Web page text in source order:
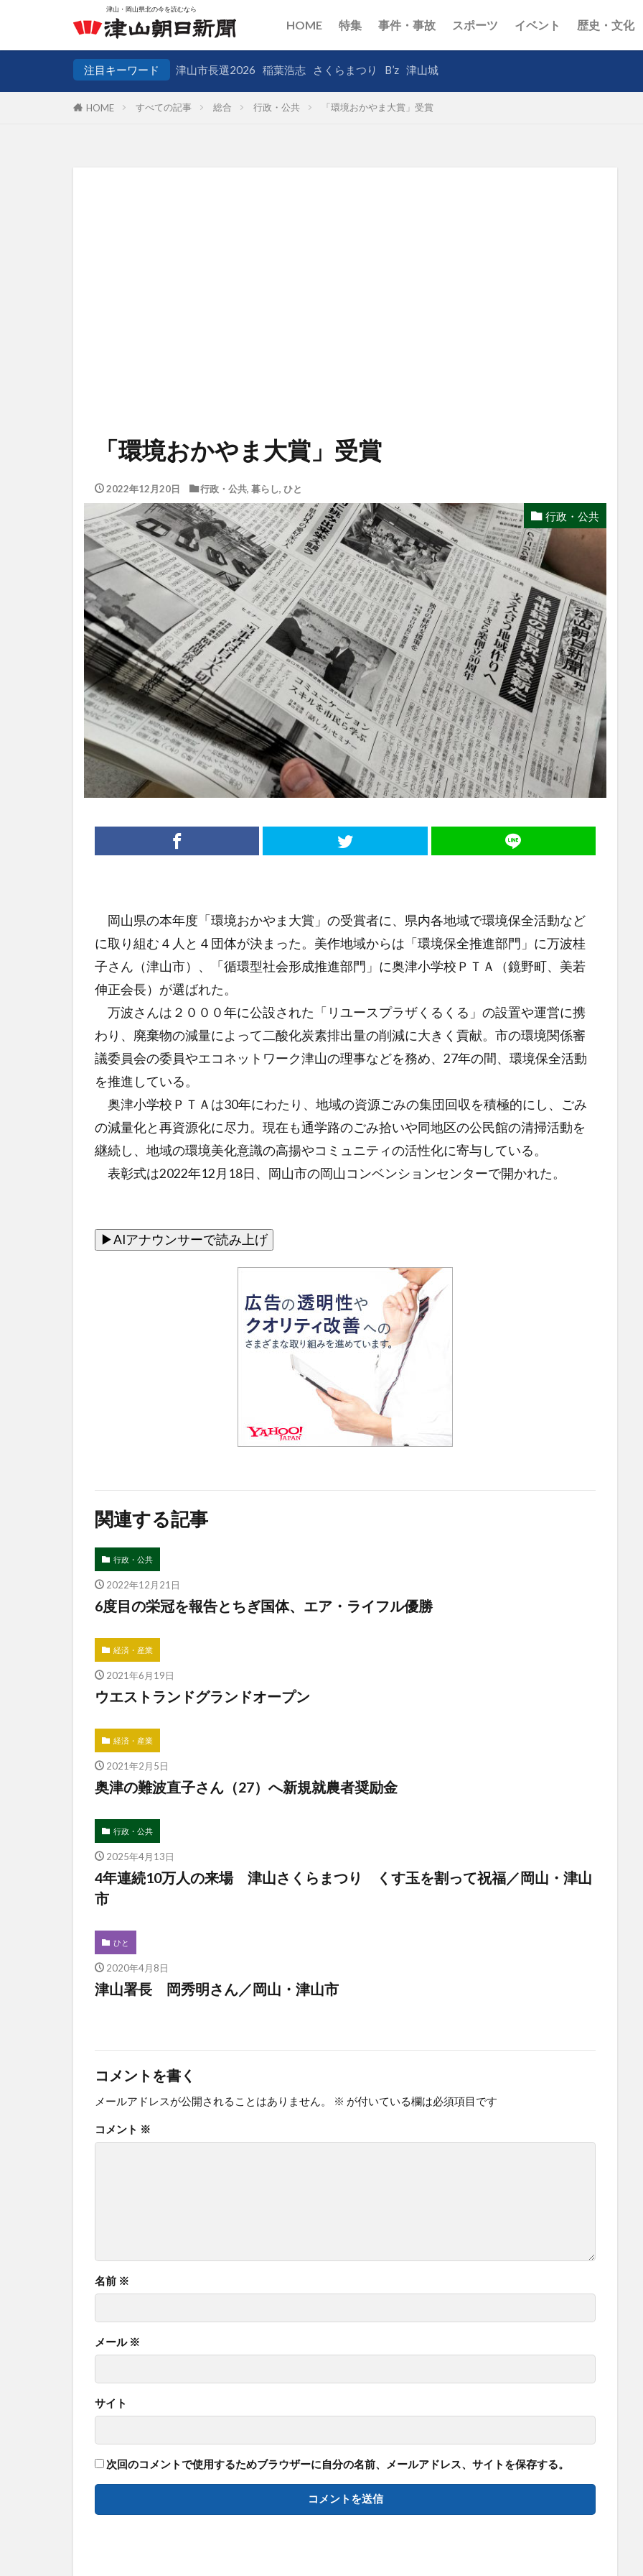
HOME 特集 事件・事故 スポーツ イベント 歴史・文化
注目キーワード 津山市長選2026 稲葉浩志 さくらまつり B’z 津山城
HOME すべての記事 総合 行政・公共 「環境おかやま大賞」受賞
「環境おかやま大賞」受賞
2022年12月20日 行政・公共, 暮らし, ひと
行政・公共
岡山県の本年度「環境おかやま大賞」の受賞者に、県内各地域で環境保全活動など
に取り組む４人と４団体が決まった。美作地域からは「環境保全推進部門」に万波桂
子さん（津山市）、「循環型社会形成推進部門」に奥津小学校ＰＴＡ（鏡野町、美若
伸正会長）が選ばれた。
万波さんは２０００年に公設された「リユースプラザくるくる」の設置や運営に携
わり、廃棄物の減量によって二酸化炭素排出量の削減に大きく貢献。市の環境関係審
議委員会の委員やエコネットワーク津山の理事などを務め、27年の間、環境保全活動
を推進している。
奥津小学校ＰＴＡは30年にわたり、地域の資源ごみの集団回収を積極的にし、ごみ
の減量化と再資源化に尽力。現在も通学路のごみ拾いや同地区の公民館の清掃活動を
継続し、地域の環境美化意識の高揚やコミュニティの活性化に寄与している。
表彰式は2022年12月18日、岡山市の岡山コンベンションセンターで開かれた。
関連する記事
行政・公共
2022年12月21日
6度目の栄冠を報告とちぎ国体、エア・ライフル優勝
経済・産業
2021年6月19日
ウエストランドグランドオープン
経済・産業
2021年2月5日
奥津の難波直子さん（27）へ新規就農者奨励金
行政・公共
2025年4月13日
4年連続10万人の来場 津山さくらまつり くす玉を割って祝福／岡山・津山
市
ひと
2020年4月8日
津山署長 岡秀明さん／岡山・津山市
コメントを書く
メールアドレスが公開されることはありません。 ※ が付いている欄は必須項目です
コメント ※
名前 ※
メール ※
サイト
次回のコメントで使用するためブラウザーに自分の名前、メールアドレス、サイトを保存する。